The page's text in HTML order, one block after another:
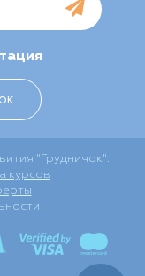
"Грудничок".
курсов